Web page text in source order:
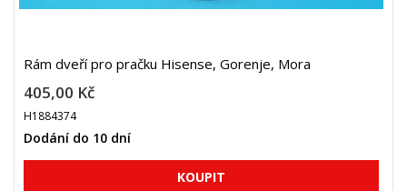
Rám dveří pro pračku Hisense, Gorenje, Mora
405,00 Kč
H1884374
Dodání do 10 dní